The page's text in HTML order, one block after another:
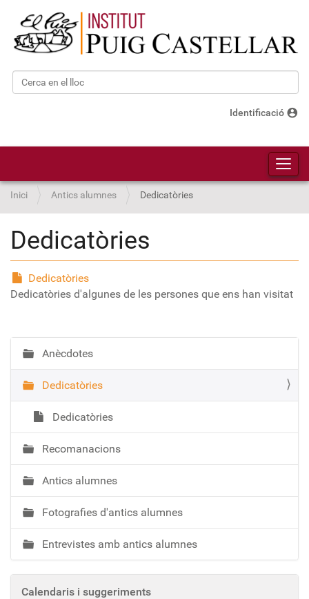
Cerca
Identificació account_circle
Inici Antics alumnes Dedicatòries
Dedicatòries
Dedicatòries
Dedicatòries d'algunes de les persones que ens han visitat
N
a
v
e
a
c
ó
Anècdotes
Dedicatòries
Dedicatòries
Recomanacions
Antics alumnes
Fotografies d'antics alumnes
Entrevistes amb antics alumnes
Calendaris i suggeriments